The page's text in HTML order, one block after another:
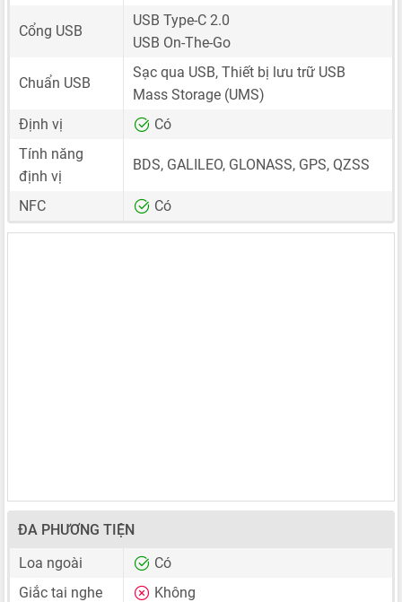
Cổng USB
USB Type-C 2.0
USB On-The-Go
Chuẩn USB
Sạc qua USB, Thiết bị lưu trữ USB
Mass Storage (UMS)
Định vị
Có
Tính năng
định vị
BDS, GALILEO, GLONASS, GPS, QZSS
NFC Có
ĐA PHƯƠNG TIỆN
Loa ngoài
Có
Giắc tai nghe
Không